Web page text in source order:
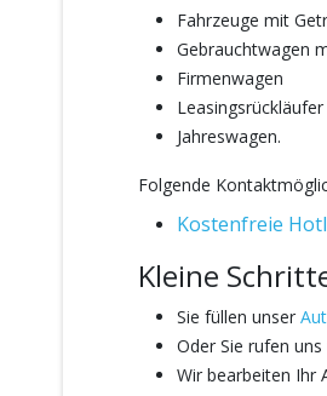
Fahrzeuge mit
Gebrauchtwagen
Firmenwagen
Leasingsrückläufer
Jahreswagen.
Folgende
Kostenfreie
Kleine
Sie füllen unser
Oder Sie rufen
Wir bearbeiten Ihr